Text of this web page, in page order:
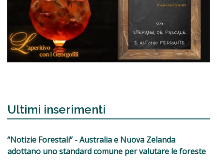
Ultimi inserimenti
“Notizie Forestali” - Australia e Nuova Zelanda
adottano uno standard comune per valutare le foreste